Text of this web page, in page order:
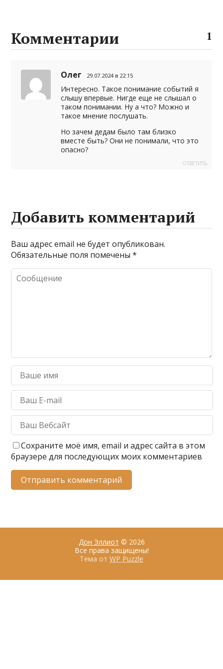
r
r
р
Комментарии 1
Олег 29.07.2024 в 22:15
Интересно. Такое понимание событий я
слышу впервые. Нигде еще не слышал о
таком понимании. Ну а что? Можно и
такое мнение послушать.
Но зачем дедам было там близко
вместе быть? Они не понимали, что это
опасно?
ОТВЕТИТЬ
Добавить комментарий
Ваш адрес email не будет опубликован.
Обязательные поля помечены*
Сохраните моё имя, email и адрес сайта в этом
браузере для последующих моих комментариев
Дон Эллиот © 2026
Все права защищены!
Тема от WP Puzzle